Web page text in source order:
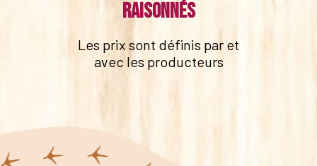
raisonnés
Les prix sont définis par et
avec les producteurs